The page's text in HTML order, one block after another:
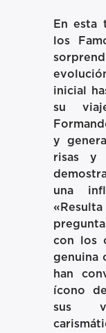
En esta
los
inicial
su
y
risas y
una
con los
genuina
han
ícono
sus